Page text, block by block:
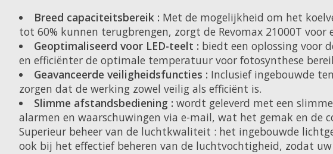
Breed capaciteitsbereik : Met de mogelijkheid om het
tot 60% kunnen terugbrengen, zorgt de Revomax 21000T
Geoptimaliseerd voor LED-teelt : biedt een oplossing voor
en efficiënter de optimale temperatuur voor fotosynthese
Geavanceerde veiligheidsfuncties : Inclusief ingebouwde
zorgen dat de werking zowel veilig als efficiënt is.
Slimme afstandsbediening : wordt geleverd met een
alarmen en waarschuwingen via e-mail, wat het gemak en de
Superieur beheer van de luchtkwaliteit : het ingebouwde
ook bij het effectief beheren van de luchtvochtigheid, zodat